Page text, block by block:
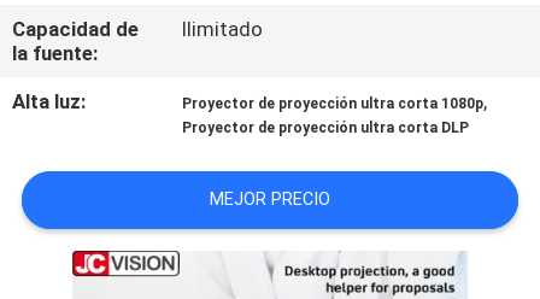
CONTACTA
CON
NOSOTROS
NOTICIAS
CASOS
Capacidad de
la fuente:
Ilimitado
Alta luz: Proyector de proyección ultra corta 1080p,
Proyector de proyección ultra corta DLP
MEJOR PRECIO